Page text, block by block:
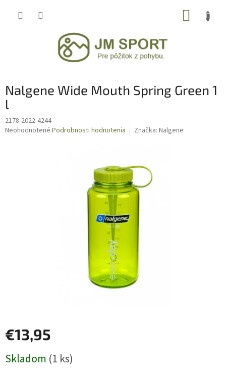
Nalgene Wide Mouth Spring Green 1
l
2178-2022-4244
Priemerné
Neohodnotené Podrobnosti hodnotenia Značka: Nalgene
€13,95
cena:
Skladom (1 ks)